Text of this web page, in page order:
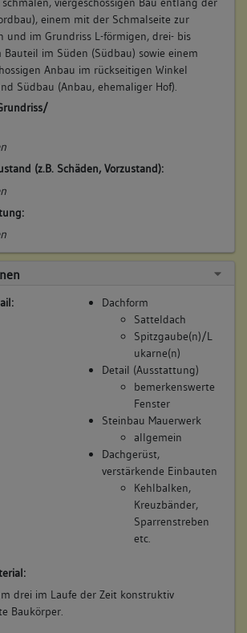
einem mit der Schmalseite zur
und im Grundriss L-förmigen, drei- bis
Bauteil im Süden (Südbau) sowie einem
Anbau im rückseitigen Winkel
Südbau (Anbau, ehemaliger Hof).
(z.B. Schäden, Vorzustand):
Dachform
Satteldach
Spitzgaube(n)/L
ukarne(n)
Detail (Ausstattung)
bemerkenswerte
Fenster
Steinbau Mauerwerk
allgemein
Dachgerüst,
verstärkende Einbauten
Kehlbalken,
Kreuzbänder,
Sparrenstreben
etc.
drei im Laufe der Zeit konstruktiv
Baukörper.